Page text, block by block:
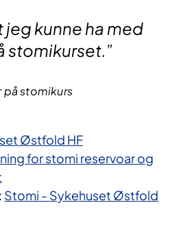
jeg kunne ha med
stomikurset.”
på stomikurs
Østfold HF
for stomi reservoar og
Stomi - Sykehuset Østfold